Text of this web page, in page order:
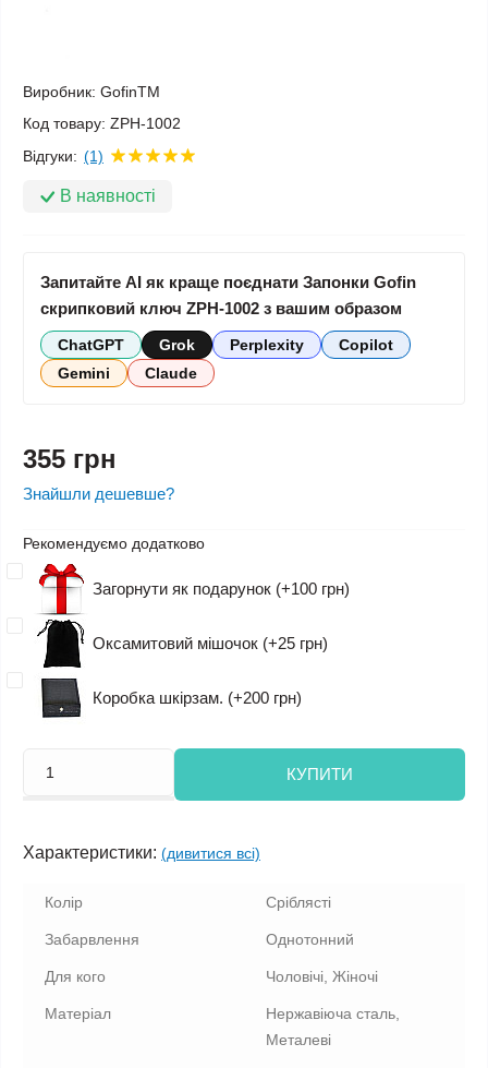
Виробник: GofinTM
Код товару: ZPH-1002
Відгуки: (1)
В наявності
Запитайте AI як краще поєднати Запонки Gofin
скрипковий ключ ZPH-1002 з вашим образом
ChatGPT Grok Perplexity
Copilot
Gemini
Claude
355 грн
Знайшли дешевше?
Рекомендуємо додатково
Загорнути як подарунок (+100 грн)
Оксамитовий мішочок (+25 грн)
Коробка шкірзам. (+200 грн)
КУПИТИ
Характеристики: (дивитися всі)
Колір Сріблясті
Забарвлення Однотонний
Для кого Чоловічі, Жіночі
Матеріал
Нержавіюча сталь,
Металеві